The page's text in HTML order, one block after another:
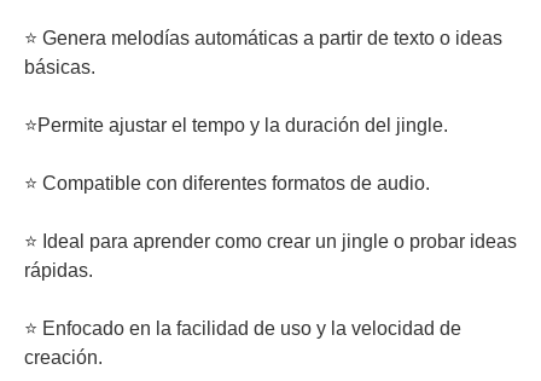
⭐ Genera melodías automáticas a partir de texto o ideas
básicas.
⭐Permite ajustar el tempo y la duración del jingle.
⭐ Compatible con diferentes formatos de audio.
⭐ Ideal para aprender como crear un jingle o probar ideas
rápidas.
⭐ Enfocado en la facilidad de uso y la velocidad de
creación.